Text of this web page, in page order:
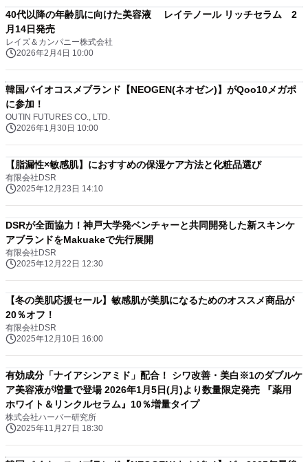
40代以降の年齢肌に向けた美容液 レイテノール リッチセラム 2
月14日発売
レイズ＆カンパニー株式会社
2026年2月4日 10:00
韓国バイオコスメブランド【NEOGEN(ネオゼン)】がQoo10メガポ
に参加！
OUTIN FUTURES CO., LTD.
2026年1月30日 10:00
【脂漏性×敏感肌】におすすめの保湿ケア方法と化粧品選び
有限会社DSR
2025年12月23日 14:10
DSRが全面協力！神戸大学発ベンチャーと共同開発した新スキンケ
アブランドをMakuakeで先行展開
有限会社DSR
2025年12月22日 12:30
【冬の美肌応援セール】敏感肌が美肌になるためのオススメ商品が
20％オフ！
有限会社DSR
2025年12月10日 16:00
有効成分「ナイアシンアミド」配合！ シワ改善・美白※1のダブルケ
ア美容液が増量で登場 2026年1月5日(月)より数量限定発売 『薬用
ホワイト＆リンクルセラム』10％増量タイプ
株式会社ハーバー研究所
2025年11月27日 18:30